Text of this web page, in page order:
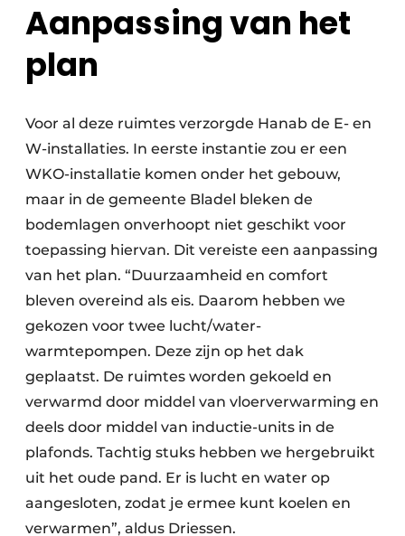
Aanpassing van het
plan
Voor al deze ruimtes verzorgde Hanab de E- en
W-installaties. In eerste instantie zou er een
WKO-installatie komen onder het gebouw,
maar in de gemeente Bladel bleken de
bodemlagen onverhoopt niet geschikt voor
toepassing hiervan. Dit vereiste een aanpassing
van het plan. “Duurzaamheid en comfort
bleven overeind als eis. Daarom hebben we
gekozen voor twee lucht/water-
warmtepompen. Deze zijn op het dak
geplaatst. De ruimtes worden gekoeld en
verwarmd door middel van vloerverwarming en
deels door middel van inductie-units in de
plafonds. Tachtig stuks hebben we hergebruikt
uit het oude pand. Er is lucht en water op
aangesloten, zodat je ermee kunt koelen en
verwarmen”, aldus Driessen.